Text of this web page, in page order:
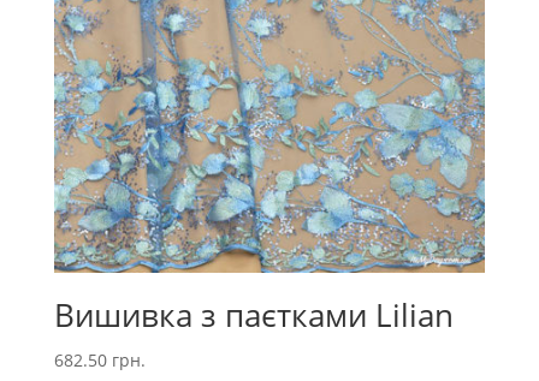
Вишивка з паєтками Lilian
682.50 грн.